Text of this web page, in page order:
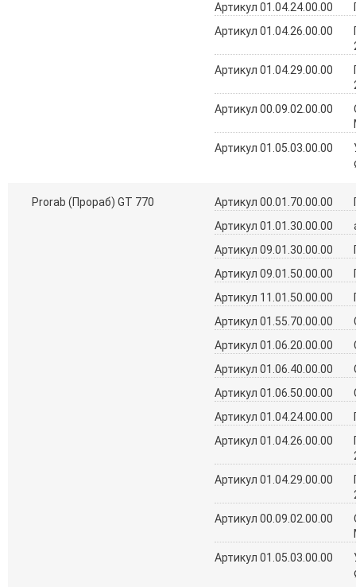
Артикул 01.04.24.00.00
Артикул 01.04.26.00.00
Артикул 01.04.29.00.00
Артикул 00.09.02.00.00
Артикул 01.05.03.00.00
Prorab (Прораб) GT 770 Артикул 00.01.70.00.00
Артикул 01.01.30.00.00
Артикул 09.01.30.00.00
Артикул 09.01.50.00.00
Артикул 11.01.50.00.00
Артикул 01.55.70.00.00
Артикул 01.06.20.00.00
Артикул 01.06.40.00.00
Артикул 01.06.50.00.00
Артикул 01.04.24.00.00
Артикул 01.04.26.00.00
Артикул 01.04.29.00.00
Артикул 00.09.02.00.00
Артикул 01.05.03.00.00